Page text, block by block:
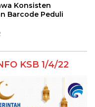
Konsisten
Barcode Peduli
KSB 1/4/22